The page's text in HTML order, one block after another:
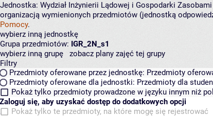
Jednostka: Wydział Inżynierii Lądowej i Gospodarki Zasobami
organizacją wymienionych przedmiotów (jednostką
Pomocy.
wybierz inną jednostkę
Grupa przedmiotów: IGR_2N_s1
wybierz inną grupę
zobacz plany zajęć tej grupy
Filtry
Przedmioty oferowane przez jednostkę: Przedmioty
Przedmioty oferowane dla jednostki: Przedmioty dla
Pokaż tylko przedmioty prowadzone w języku innym niż
Zaloguj się, aby uzyskać dostęp do dodatkowych opcji
Pokaż tylko te przedmioty, na które mogę się rejestrować